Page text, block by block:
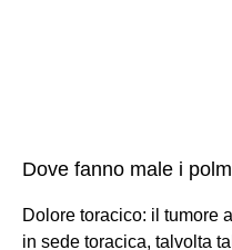
Dove fanno male i
Dolore toracico: il tumore
in sede toracica, talvolta